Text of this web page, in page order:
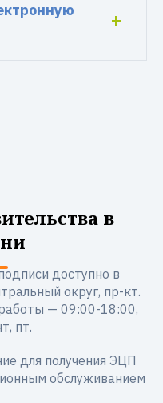
в
доступно в
округ, пр-кт.
— 09:00-18:00,
пт.
для получения ЭЦП
обслуживанием